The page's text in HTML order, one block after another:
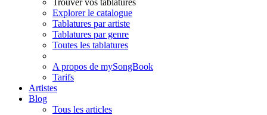
Trouver vos tablatures
Explorer le catalogue
Tablatures par artiste
Tablatures par genre
Toutes les tablatures
A propos de mySongBook
Tarifs
Artistes
Blog
Tous les articles